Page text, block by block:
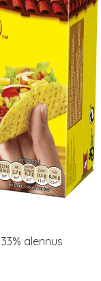
alennus